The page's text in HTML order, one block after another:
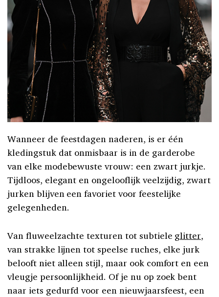
Wanneer de feestdagen naderen, is er één
kledingstuk dat onmisbaar is in de garderobe
van elke modebewuste vrouw: een zwart jurkje.
Tijdloos, elegant en ongelooflijk veelzijdig, zwart
jurken blijven een favoriet voor feestelijke
gelegenheden.
Van fluweelzachte texturen tot subtiele glitter,
van strakke lijnen tot speelse ruches, elke jurk
belooft niet alleen stijl, maar ook comfort en een
vleugje persoonlijkheid. Of je nu op zoek bent
naar iets gedurfd voor een nieuwjaarsfeest, een